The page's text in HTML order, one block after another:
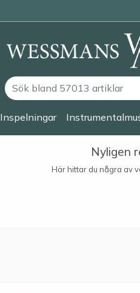
Inspelningar
Nyligen
Här hittar du några av